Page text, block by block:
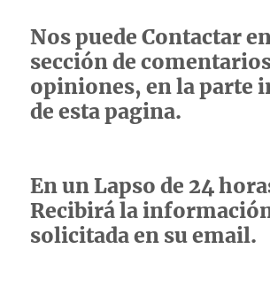
Nos puede Contactar
sección de
opiniones, en la parte
de esta pagina.
En un Lapso de 24
Recibirá la
solicitada en su email.